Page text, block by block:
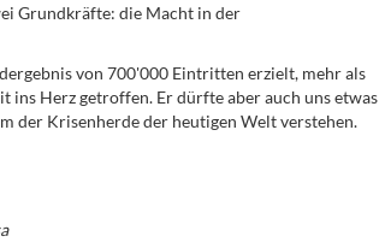
Grundkräfte: die Macht in der
von 700'000 Eintritten erzielt, mehr als
ins Herz getroffen. Er dürfte aber auch uns etwas
der Krisenherde der heutigen Welt verstehen.